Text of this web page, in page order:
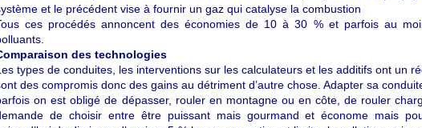
et le précédent vise à fournir un gaz qui catalyse la combustion
ces procédés annoncent des économies de 10 à 30 % et parfois au
des technologies
types de conduites, les interventions sur les calculateurs et les additifs ont un
des compromis donc des gains au détriment d’autre chose. Adapter sa
on est obligé de dépasser, rouler en montagne ou en côte, de rouler
de choisir entre être puissant mais gourmand et économe mais